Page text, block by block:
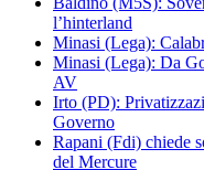
l’hinterland
Minasi (Lega):
Minasi (Lega): Da
AV
Irto (PD):
Governo
Rapani (Fdi) chiede
del Mercure